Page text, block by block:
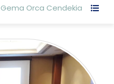
Gema Orca Cendekia